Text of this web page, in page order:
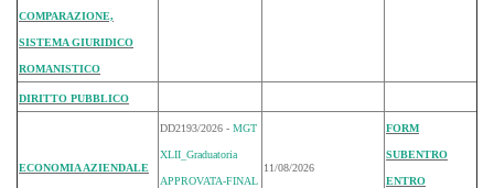
COMPARAZIONE,
SISTEMA GIURIDICO
ROMANISTICO
DIRITTO PUBBLICO
ECONOMIA AZIENDALE
DD2193/2026 - MGT
XLII_Graduatoria
APPROVATA-FINAL
11/08/2026
FORM
SUBENTRO
ENTRO